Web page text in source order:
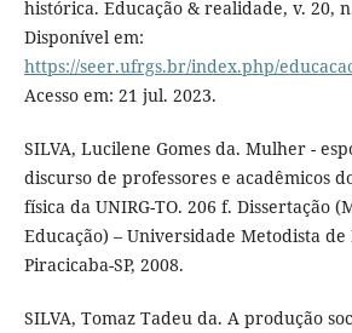
histórica. Educação & realidade, v. 20,
Disponível em:
https://seer.ufrgs.br/index.php/
Acesso em: 21 jul. 2023.
SILVA, Lucilene Gomes da. Mulher -
discurso de professores e acadêmicos
física da UNIRG-TO. 206 f. Dissertação
Educação) – Universidade Metodista de
Piracicaba-SP, 2008.
SILVA, Tomaz Tadeu da. A produção